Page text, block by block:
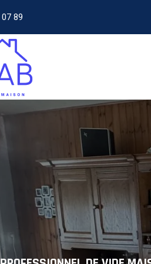
89
COMPLET